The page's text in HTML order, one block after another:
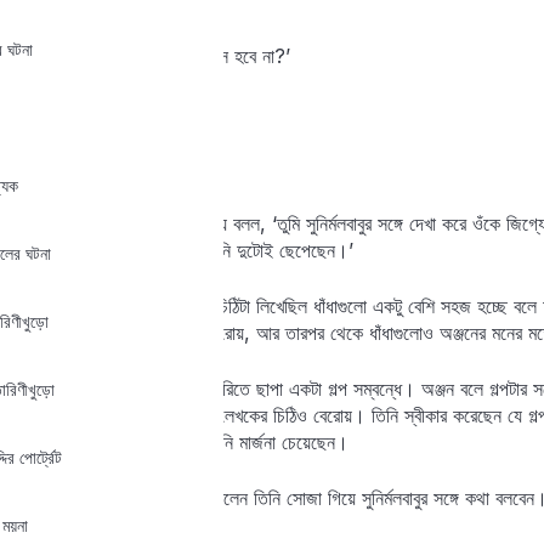
ঘটনা
ঘটনা
পোর্ট্রেট
‘আমার দ্বারা কি তাহলে এ জিনিস হবে না?’
অঞ্জন চিঠিটায় একবার চোখ বুলিয়ে বলল, ‘তুমি সুনির্মলবাবুর সঙ্গে দেখা করে
ফুলঝুরিকে দুটো চিঠি লিখেছি, উনি দুটোই ছেপেছেন।’
কথাটা ঠিক। অঞ্জন তার প্রথম চিঠিটা লিখেছিল ধাঁধাগুলো একটু বেশি সহজ হচ্ছে
থাকে। সেখানে অঞ্জনের চিঠি বেরোয়, আর তারপর থেকে ধাঁধাগুলোও অঞ্জনের মনের
দ্বিতীয় চিঠিটা অঞ্জন লেখে ফুলঝুরিতে ছাপা একটা গল্প সম্বন্ধে। অঞ্জন বলে গল্পটার
ছাপা হয়, আর সেই সঙ্গে গল্পের লেখকের চিঠিও বেরোয়। তিনি স্বীকার করেছেন যে
কথাটা উল্লেখ না করার জন্য তিনি মার্জনা চেয়েছেন।
অক্ষয়বাবু ছেলের কথায় স্থির করলেন তিনি সোজা গিয়ে সুনির্মলবাবুর সঙ্গে কথা